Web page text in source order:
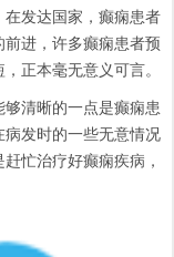
发达国家，癫痫患者
进，许多癫痫患者预
正本毫无意义可言。
清晰的一点是癫痫患
发时的一些无意情况
忙治疗好癫痫疾病，